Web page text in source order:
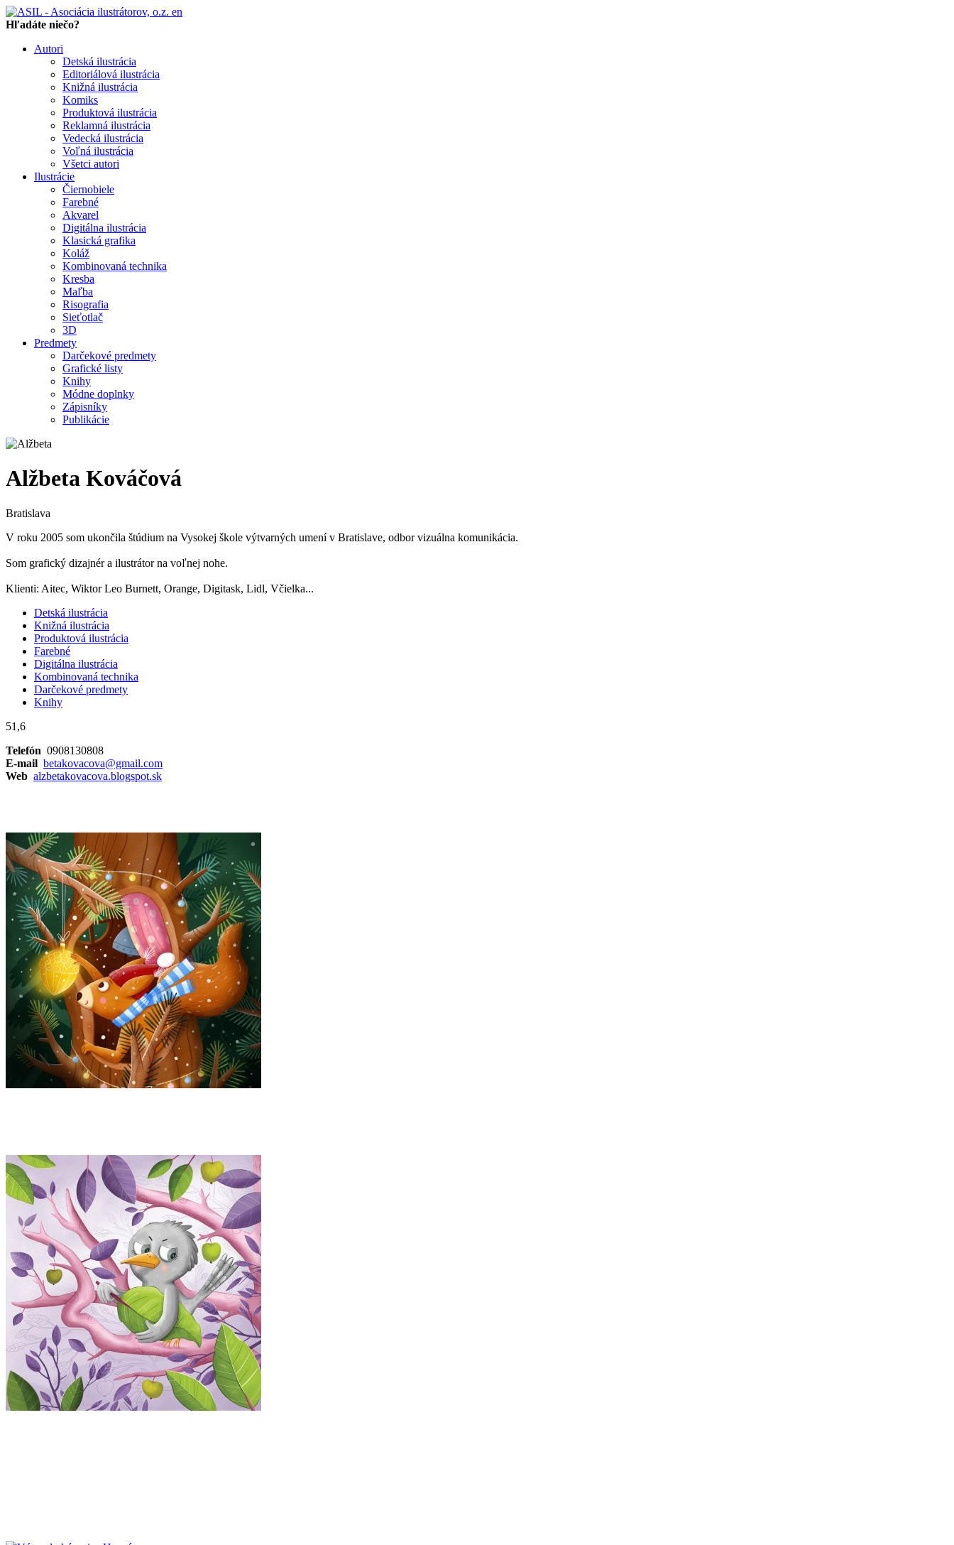
en
Hľadáte niečo?
Autori
Detská ilustrácia
Editoriálová ilustrácia
Knižná ilustrácia
Komiks
Produktová ilustrácia
Reklamná ilustrácia
Vedecká ilustrácia
Voľná ilustrácia
Všetci autori
Ilustrácie
Čiernobiele
Farebné
Akvarel
Digitálna ilustrácia
Klasická grafika
Koláž
Kombinovaná technika
Kresba
Maľba
Risografia
Sieťotlač
3D
Predmety
Darčekové predmety
Grafické listy
Knihy
Módne doplnky
Zápisníky
Publikácie
Alžbeta Kováčová
Bratislava
V roku 2005 som ukončila štúdium na Vysokej škole výtvarných umení v Bratislave, odbor vizuálna komunikácia.
Som grafický dizajnér a ilustrátor na voľnej nohe.
Klienti: Aitec, Wiktor Leo Burnett, Orange, Digitask, Lidl, Včielka...
Detská ilustrácia
Knižná ilustrácia
Produktová ilustrácia
Farebné
Digitálna ilustrácia
Kombinovaná technika
Darčekové predmety
Knihy
51,6
Telefón 0908130808
E-mail betakovacova@gmail.com
Web alzbetakovacova.blogspot.sk